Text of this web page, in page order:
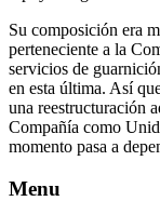
Su composición era
perteneciente a la
servicios de
en esta última. Así
una reestructuración
Compañía como
momento pasa a
Menu